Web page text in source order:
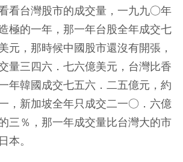
看台灣股市的成交量，一九九○年
極的一年，那一年台股全年成交七
元，那時候中國股市還沒有開張，
量三四六．七六億美元，台灣比香
年韓國成交七五六．二五億元，約
，新加坡全年只成交二一○．六億
三％，那一年成交量比台灣大的市
本。